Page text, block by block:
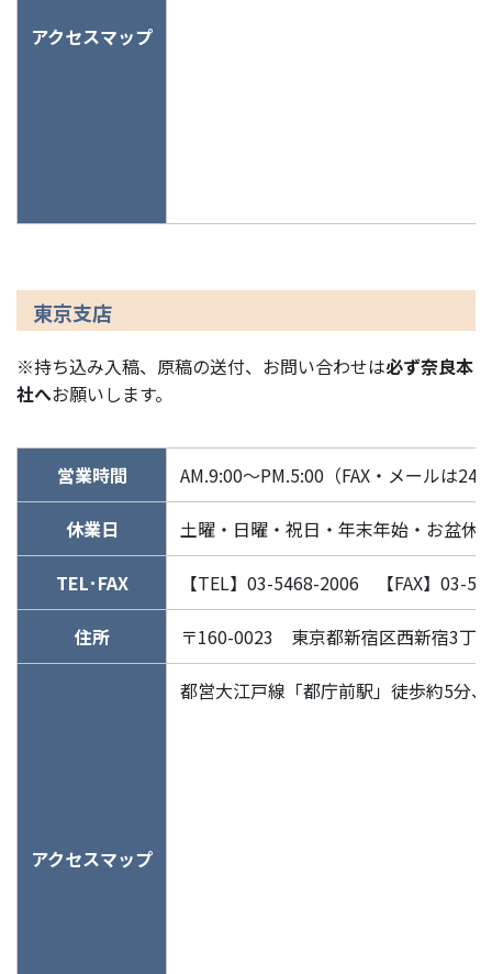
アクセスマップ
東京支店
※持ち込み入稿、原稿の送付、お問い合わせは必ず奈良本
社へお願いします。
営業時間 AM.9:00～PM.5:00（FAX・メールは24
休業日 土曜・日曜・祝日・年末年始・お盆休
TEL･FAX 【TEL】03-5468-2006 【FAX】03-
住所 〒160-0023 東京都新宿区西新宿3丁
アクセスマップ
都営大江戸線「都庁前駅」徒歩約5分